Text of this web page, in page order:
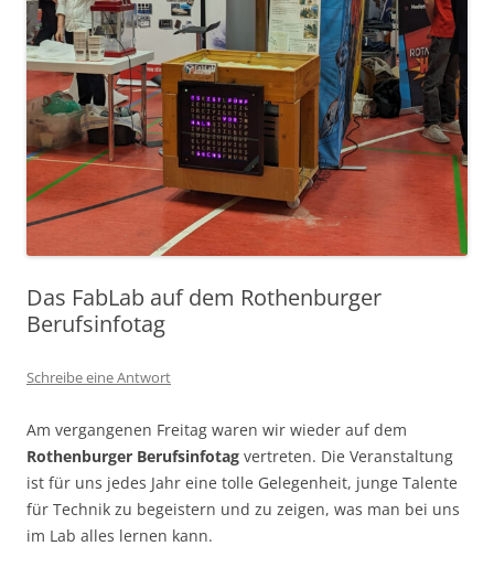
Das FabLab auf dem Rothenburger
Berufsinfotag
Schreibe eine Antwort
Am vergangenen Freitag waren wir wieder auf dem
Rothenburger Berufsinfotag vertreten. Die Veranstaltung
ist für uns jedes Jahr eine tolle Gelegenheit, junge Talente
für Technik zu begeistern und zu zeigen, was man bei uns
im Lab alles lernen kann.